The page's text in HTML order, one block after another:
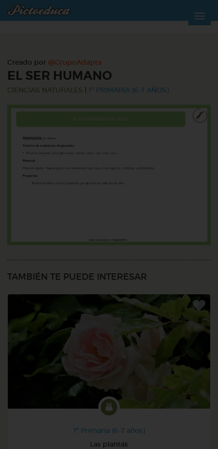
Creado por @GrupoAdapta
EL SER HUMANO
CIENCIAS NATURALES 1º PRIMARIA (6-7 AÑOS)
TAMBIÉN TE PUEDE INTERESAR
1º Primaria (6-7 años)
Las plantas